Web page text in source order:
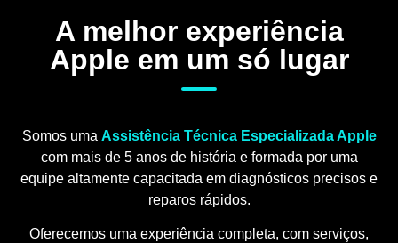
A melhor experiência
Apple em um só lugar
Somos uma Assistência Técnica Especializada Apple
com mais de 5 anos de história e formada por uma
equipe altamente capacitada em diagnósticos precisos e
reparos rápidos.
Oferecemos uma experiência completa, com serviços,